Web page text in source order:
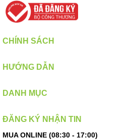
CHÍNH SÁCH
HƯỚNG DẪN
DANH MỤC
ĐĂNG KÝ NHẬN TIN
MUA ONLINE (08:30 - 17:00)